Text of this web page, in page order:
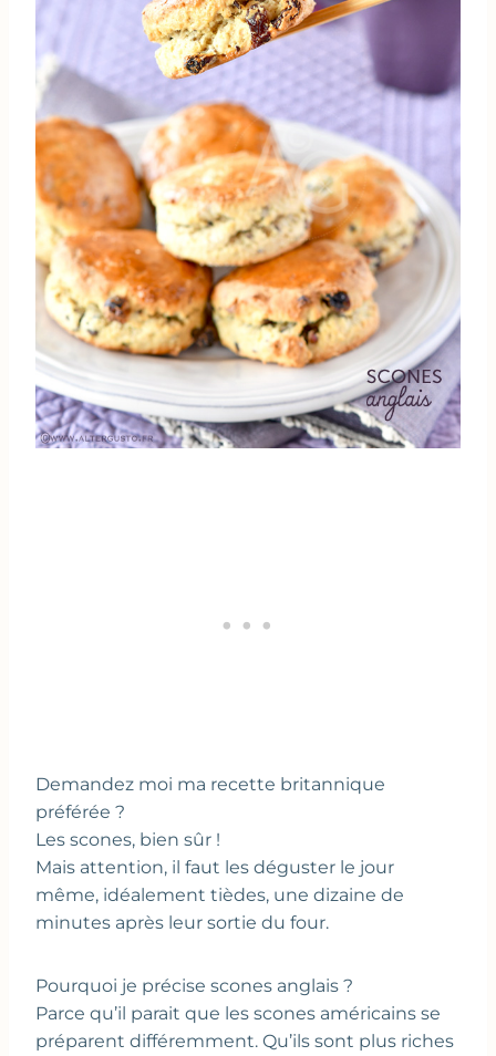
Demandez moi ma recette britannique
préférée ?
Les scones, bien sûr !
Mais attention, il faut les déguster le jour
même, idéalement tièdes, une dizaine de
minutes après leur sortie du four.
Pourquoi je précise scones anglais ?
Parce qu’il parait que les scones américains se
préparent différemment. Qu’ils sont plus riches